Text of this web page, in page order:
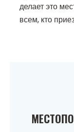
делает это
всем, кто